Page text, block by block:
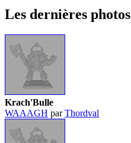
Les dernières photos
Krach'Bulle
WAAAGH parThordval